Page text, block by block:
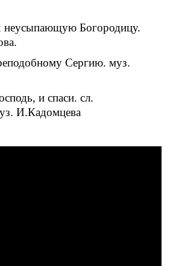
неусыпающую Богородицу.
Сергию. муз.
и спаси. сл.
И.Кадомцева